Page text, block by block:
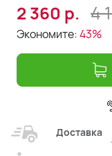
2 360 р. 4
Экономите:43%
Доставка